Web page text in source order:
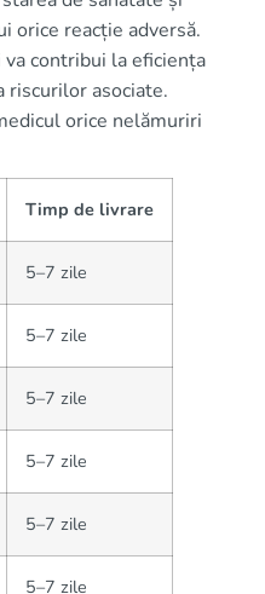
orice reacție adversă.
contribui la eficiența
asociate.
orice nelămuriri
Timp de livrare
5–7 zile
5–7 zile
5–7 zile
5–7 zile
5–7 zile
5–7 zile